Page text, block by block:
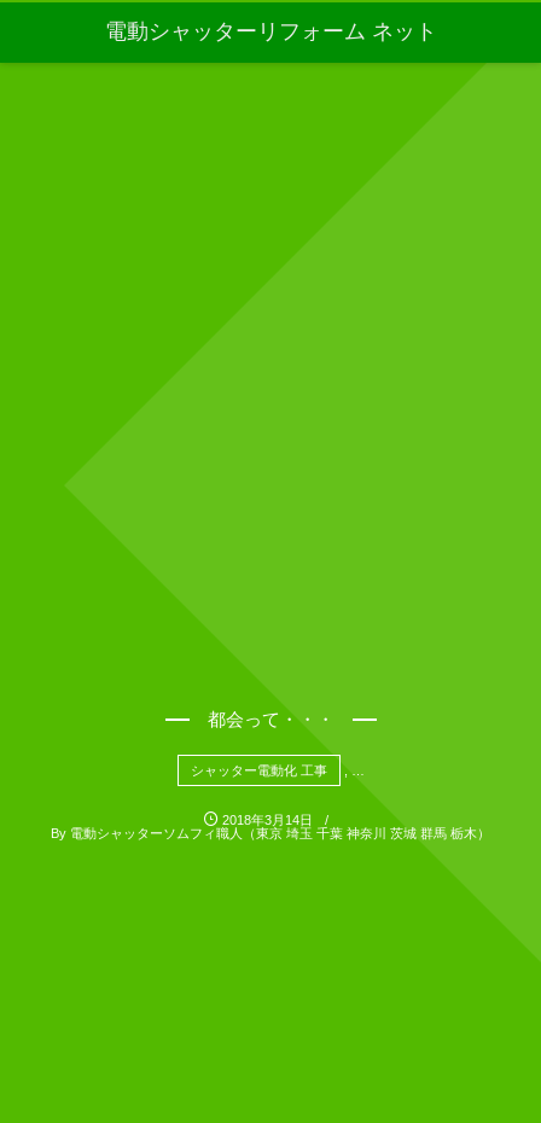
電動シャッターリフォーム ネット
都会って・・・
シャッター電動化 工事 , …
2018年3月14日
By 電動シャッターソムフィ職人（東京 埼玉 千葉 神奈川 茨城 群馬 栃木）